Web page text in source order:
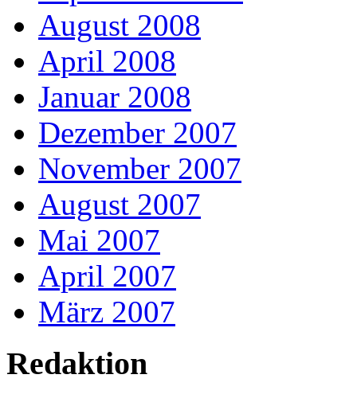
August 2008
April 2008
Januar 2008
Dezember 2007
November 2007
August 2007
Mai 2007
April 2007
März 2007
Redaktion